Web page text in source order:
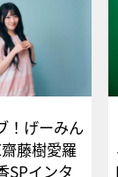
！げーみん
藤樹愛羅
SPインタ